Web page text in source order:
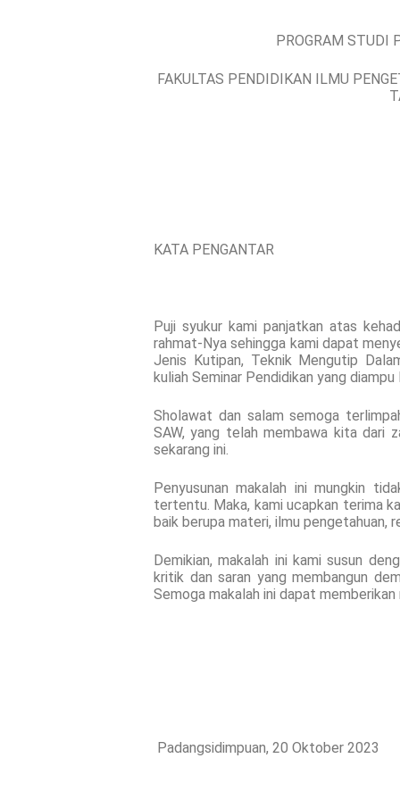
PROGRAM STUDI
FAKULTAS PENDIDIKAN ILMU
KATA PENGANTAR
Puji syukur kami panjatkan atas
rahmat-Nya sehingga kami dapat
Jenis Kutipan, Teknik Mengutip
kuliah Seminar Pendidikan yang
Sholawat dan salam semoga
SAW, yang telah membawa kita dari
sekarang ini.
Penyusunan makalah ini mungkin
tertentu. Maka, kami ucapkan terima
baik berupa materi, ilmu pengetahuan,
Demikian, makalah ini kami susun
kritik dan saran yang membangun
Semoga makalah ini dapat
Padangsidimpuan, 20 Oktober 2023